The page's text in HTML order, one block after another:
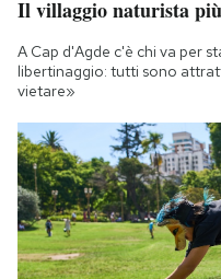
Il villaggio naturista
A Cap d'Agde c'è chi va per
libertinaggio: tutti sono
vietare»